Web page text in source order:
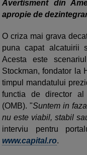
Avertisment din
apropie de
O criza mai grava
puna capat alcatuirii
Acesta este
Stockman, fondator la
timpul mandatului
functia de director al
(OMB). "Suntem in
nu este viabil, stabil
interviu pentru
www.capital.ro.